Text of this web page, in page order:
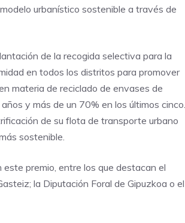
urbanístico sostenible a través de
de la recogida selectiva para la
en todos los distritos para promover
materia de reciclado de envases de
y más de un 70% en los últimos cinco.
de su flota de transporte urbano
sostenible.
premio, entre los que destacan el
la Diputación Foral de Gipuzkoa o el